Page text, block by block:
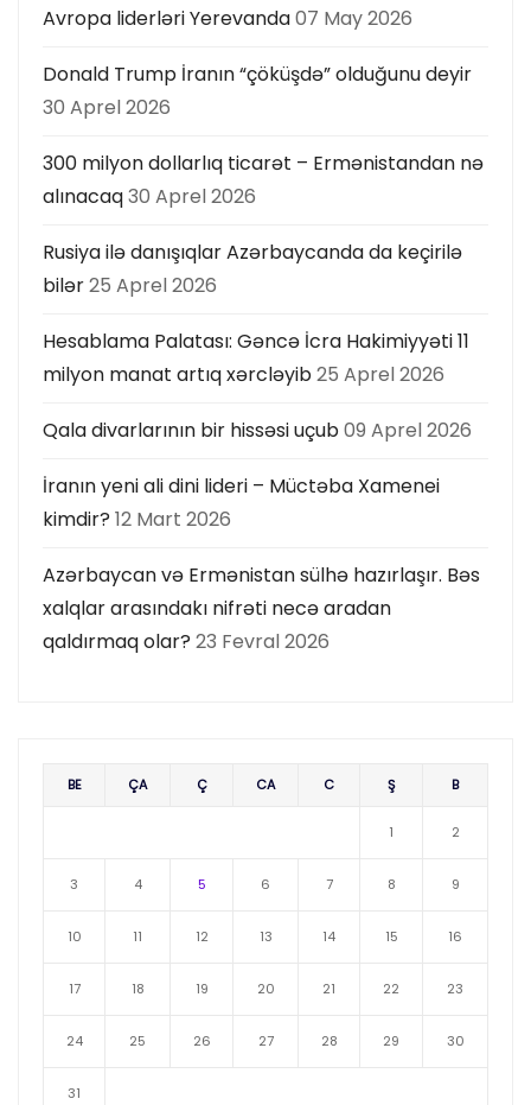
Avropa liderləri Yerevanda07 May 2026
Donald Trump İranın “çöküşdə” olduğunu deyir
30 Aprel 2026
300 milyon dollarlıq ticarət – Ermənistandan nə
alınacaq30 Aprel 2026
Rusiya ilə danışıqlar Azərbaycanda da keçirilə
bilər25 Aprel 2026
Hesablama Palatası: Gəncə İcra Hakimiyyəti 11
milyon manat artıq xərcləyib25 Aprel 2026
Qala divarlarının bir hissəsi uçub09 Aprel 2026
İranın yeni ali dini lideri – Müctəba Xamenei
kimdir? 12 Mart 2026
Azərbaycan və Ermənistan sülhə hazırlaşır. Bəs
xalqlar arasındakı nifrəti necə aradan
qaldırmaq olar? 23 Fevral 2026
BE ÇA Ç CA C Ş B
1 2
3 4 5 6 7 8 9
10 11 12 13 14 15 16
17 18 19 20 21 22 23
24 25 26 27 28 29 30
31